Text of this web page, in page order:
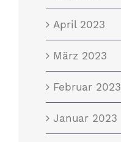
April 2023
März 2023
Februar 2023
Januar 2023